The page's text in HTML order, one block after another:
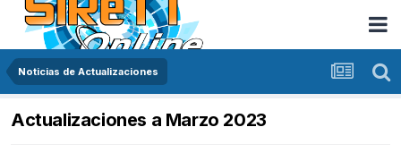
Noticias de Actualizaciones
Actualizaciones a Marzo 2023